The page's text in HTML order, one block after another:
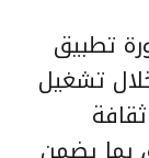
تطبيق
تشغيل